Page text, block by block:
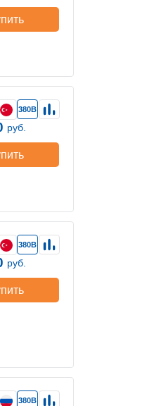
380В
руб.
380В
руб.
380В